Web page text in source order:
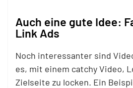
Auch eine gute Idee:
Link Ads
Noch interessanter sind
es, mit einem catchy Video,
Zielseite zu locken. Ein